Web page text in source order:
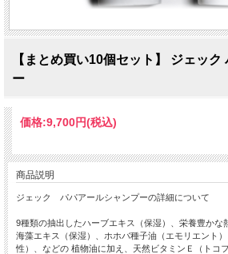
【まとめ買い10個セット】 ジェッ
ー
価格:9,700円(税込)
商品説明
ジェック パパアールシャンプーの詳細について
9種類の抽出したハーブエキス（保湿）、栄養豊かな
海藻エキス（保湿）、ホホバ種子油（エモリエント
性）、などの 植物油に加え、天然ビタミンＥ（トコ